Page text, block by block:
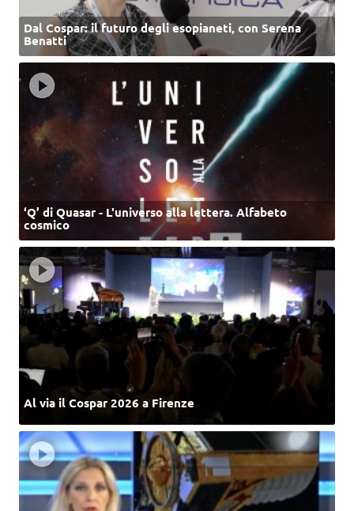
Dal Cospar: il futuro degli esopianeti, con Serena
Benatti
‘Q’ di Quasar - L'universo alla lettera. Alfabeto
cosmico
Al via il Cospar 2026 a Firenze